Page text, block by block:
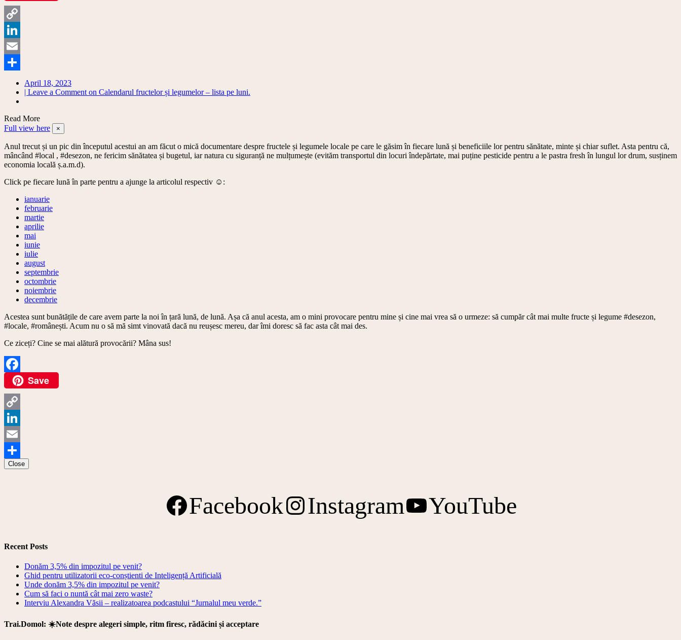
Copy
Link
LinkedIn
Email
April 18, 2023
| Leave a Comment on Calendarul fructelor și legumelor – lista pe luni.
Read More
Full view here
×
Anul trecut și un pic din începutul acestui an am făcut o mică documentare despre fructele și legumele locale pe care le găsim în fiecare lună și beneficiile lor pentru sănătate, minte și chiar suflet. Asta pentru că,
mâncând #local , #desezon, ne fericim sănătatea și bugetul, iar natura cu siguranță ne mulțumește (evităm transportul din locuri îndepărtate, mai puține pesticide pentru a le pastra fresh în lungul lor drum, susținem
economia locală ș.a.m.d).
Click pe fiecare lună în parte pentru a ajunge la articolul respectiv ☺️:
ianuarie
februarie
martie
aprilie
mai
iunie
iulie
august
septembrie
octombrie
noiembrie
decembrie
Acestea sunt bunătățile de care avem parte la noi în țară lună, de lună. Așa că anul acesta, am o mini provocare pentru mine și cine mai vrea să o urmeze: să cumpăr cât mai multe fructe și legume #desezon,
#locale, #românești. Acum nu o să mă simt vinovată dacă nu reușesc mereu, dar îmi doresc să fac asta cât mai des.
Ce ziceți? Cine se mai alătură provocării? Mâna sus!
FacebookSave
Copy
Link
LinkedIn
Email
Share
Close
Facebook Instagram YouTube
Recent Posts
Donăm 3,5% din impozitul pe venit?
Ghid pentru utilizatorii eco-conștienti de Inteligență Artificială
Unde donăm 3,5% din impozitul pe venit?
Cum să faci o nuntă cât mai zero waste?
Interviu Alexandra Văsii – realizatoarea podcastului “Jurnalul meu verde.”
Trai.Domol: ☀️Note despre alegeri simple, ritm firesc, rădăcini și acceptare